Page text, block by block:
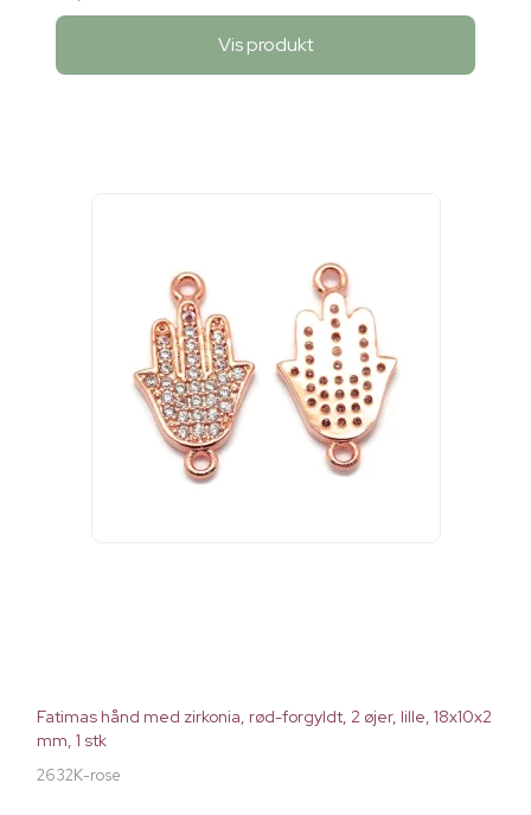
Vis produkt
Fatimas hånd med zirkonia, rød-forgyldt, 2 øjer, lille, 18x10x2
mm, 1 stk
2632K-rose